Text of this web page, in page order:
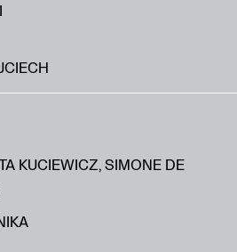
KUCIEWICZ, SIMONE DE